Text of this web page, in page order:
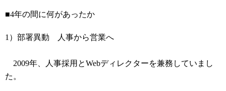
■4年の間に何があったか
1）部署異動 人事から営業へ
2009年、人事採用とWebディレクターを兼務していまし
た。